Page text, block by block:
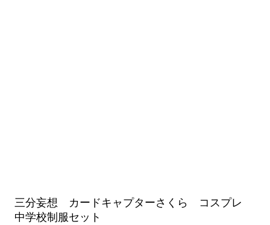
三分妄想 カードキャプターさくら コスプレ
中学校制服セット